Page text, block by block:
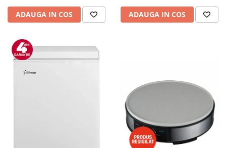
ADAUGA IN COS ADAUGA IN COS